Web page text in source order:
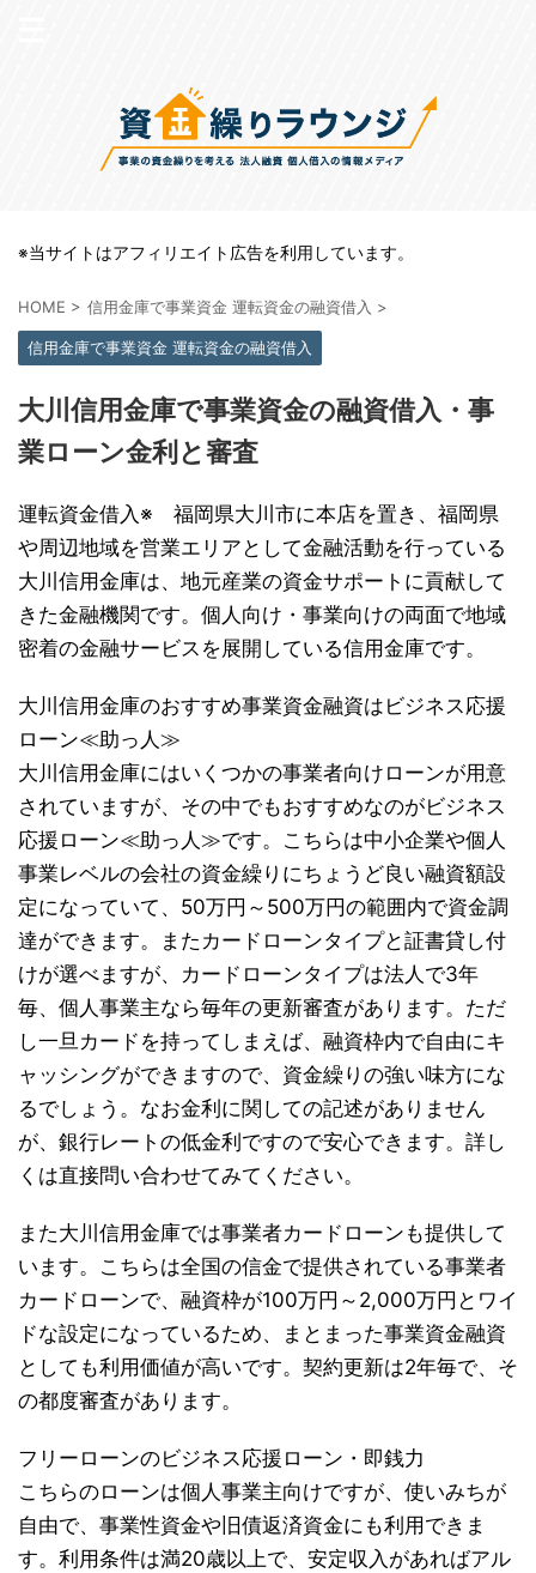
※当サイトはアフィリエイト広告を利用しています。
HOME > 信用金庫で事業資金 運転資金の融資借入 >
信用金庫で事業資金 運転資金の融資借入
大川信用金庫で事業資金の融資借入・事
業ローン金利と審査
運転資金借入※ 福岡県大川市に本店を置き、福岡県
や周辺地域を営業エリアとして金融活動を行っている
大川信用金庫は、地元産業の資金サポートに貢献して
きた金融機関です。個人向け・事業向けの両面で地域
密着の金融サービスを展開している信用金庫です。
大川信用金庫のおすすめ事業資金融資はビジネス応援
ローン≪助っ人≫
大川信用金庫にはいくつかの事業者向けローンが用意
されていますが、その中でもおすすめなのがビジネス
応援ローン≪助っ人≫です。こちらは中小企業や個人
事業レベルの会社の資金繰りにちょうど良い融資額設
定になっていて、50万円～500万円の範囲内で資金調
達ができます。またカードローンタイプと証書貸し付
けが選べますが、カードローンタイプは法人で3年
毎、個人事業主なら毎年の更新審査があります。ただ
し一旦カードを持ってしまえば、融資枠内で自由にキ
ャッシングができますので、資金繰りの強い味方にな
るでしょう。なお金利に関しての記述がありません
が、銀行レートの低金利ですので安心できます。詳し
くは直接問い合わせてみてください。
また大川信用金庫では事業者カードローンも提供して
います。こちらは全国の信金で提供されている事業者
カードローンで、融資枠が100万円～2,000万円とワイ
ドな設定になっているため、まとまった事業資金融資
としても利用価値が高いです。契約更新は2年毎で、そ
の都度審査があります。
フリーローンのビジネス応援ローン・即銭力
こちらのローンは個人事業主向けですが、使いみちが
自由で、事業性資金や旧債返済資金にも利用できま
す。利用条件は満20歳以上で、安定収入があればアル